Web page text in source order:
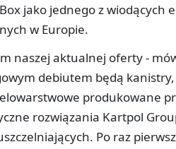
jako jednego z wiodących
w Europie.
naszej aktualnej oferty -
debiutem będą
produkowane
rozwiązania Kartpol
Po raz